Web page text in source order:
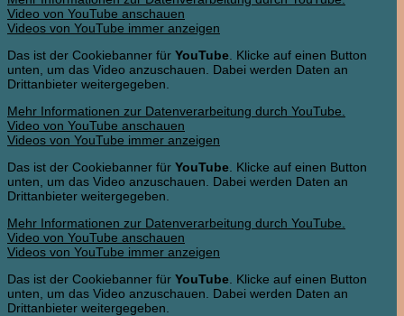
Video von YouTube anschauen
Videos von YouTube immer anzeigen
Das ist der Cookiebanner für YouTube . Klicke auf einen Button
unten, um das Video anzuschauen. Dabei werden Daten an
Drittanbieter weitergegeben.
Mehr Informationen zur Datenverarbeitung durch YouTube.
Video von YouTube anschauen
Videos von YouTube immer anzeigen
Das ist der Cookiebanner für YouTube . Klicke auf einen Button
unten, um das Video anzuschauen. Dabei werden Daten an
Drittanbieter weitergegeben.
Mehr Informationen zur Datenverarbeitung durch YouTube.
Video von YouTube anschauen
Videos von YouTube immer anzeigen
Das ist der Cookiebanner für YouTube . Klicke auf einen Button
unten, um das Video anzuschauen. Dabei werden Daten an
Drittanbieter weitergegeben.